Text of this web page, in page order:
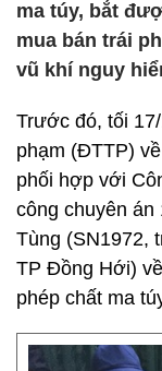
ma túy, bắt
mua bán trái
vũ khí nguy
Trước đó, tối
phạm (ĐTTP)
phối hợp với
công chuyên án
Tùng (SN1972,
TP Đồng Hới)
phép chất ma